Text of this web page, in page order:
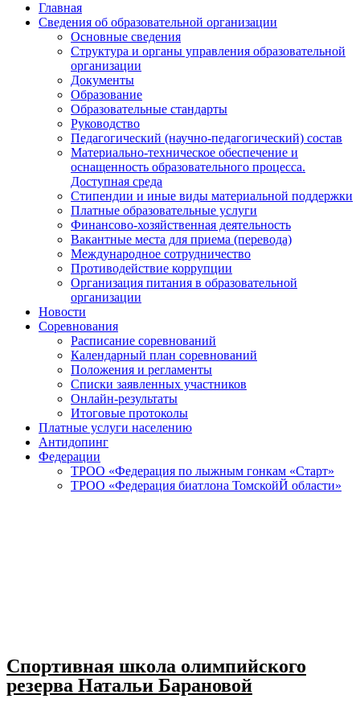
Главная
Сведения об образовательной организации
Основные сведения
Структура и органы управления образовательной
организации
Документы
Образование
Образовательные стандарты
Руководство
Педагогический (научно-педагогический) состав
Материально-техническое обеспечение и
оснащенность образовательного процесса.
Доступная среда
Стипендии и иные виды материальной поддержки
Платные образовательные услуги
Финансово-хозяйственная деятельность
Вакантные места для приема (перевода)
Международное сотрудничество
Противодействие коррупции
Организация питания в образовательной
организации
Новости
Соревнования
Расписание соревнований
Календарный план соревнований
Положения и регламенты
Списки заявленных участников
Онлайн-результаты
Итоговые протоколы
Платные услуги населению
Антидопинг
Федерации
ТРОО «Федерация по лыжным гонкам «Старт»
ТРОО «Федерация биатлона ТомскойЙ области»
Спортивная школа олимпийского
резерва Натальи Барановой